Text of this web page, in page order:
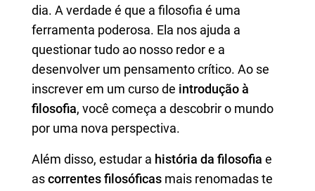
dia. A verdade é que a filosofia é uma
ferramenta poderosa. Ela nos ajuda a
questionar tudo ao nosso redor e a
desenvolver um pensamento crítico. Ao se
inscrever em um curso de introdução à
filosofia, você começa a descobrir o mundo
por uma nova perspectiva.
Além disso, estudar a história da filosofia e
ascorrentes filosóficas mais renomadas te